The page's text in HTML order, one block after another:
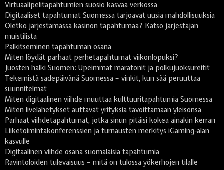
Virtuaalipelitapahtumien suosio kasvaa verkossa
Digitaaliset tapahtumat Suomessa tarjoavat uusia mahdollisuuksia
Oletko järjestämässä kasinon tapahtumaa? Katso järjestäjän
muistilista
Palkitseminen tapahtuman osana
Miten löydät parhaat perhetapahtumat viikonlopuksi?
Juosten halki Suomen: Upeimmat maratonit ja polkujuoksureitit
Tekemistä sadepäivänä Suomessa – vinkit, kun sää peruuttaa
suunnitelmat
Miten digitaalinen viihde muuttaa kulttuuritapahtumia Suomessa
Miten livelähetykset auttavat yrityksiä tavoittamaan yleisönsä
Parhaat viihdetapahtumat, jotka sinun pitäisi kokea ainakin kerran
Liiketoimintakonferenssien ja turnausten merkitys iGaming-alan
kasvulle
Digitaalinen viihde osana suomalaisia tapahtumia
Ravintoloiden tulevaisuus – mitä on tulossa yökerhojen tilalle